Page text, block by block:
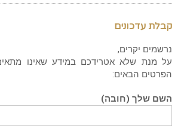
קבלת עדכונים
נרשמים יקרים,
על מנת שלא אטרידכם במידע שאינו
הפרטים הבאים:
השם שלך (חובה)